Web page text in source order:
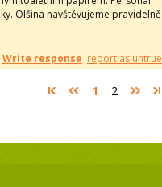
Olšina navštěvujeme pravidelně
Write response report as untrue
1 2